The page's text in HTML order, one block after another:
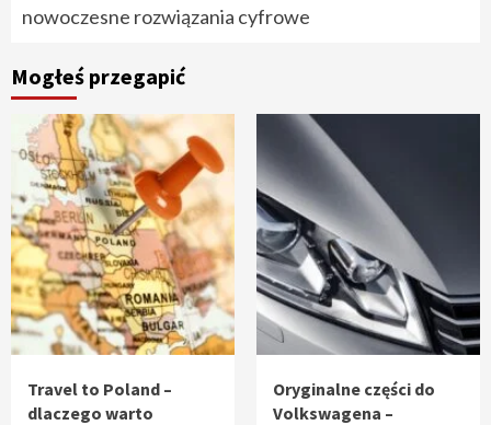
nowoczesne rozwiązania cyfrowe
Mogłeś przegapić
Travel to Poland –
dlaczego warto
Oryginalne części do
Volkswagena –